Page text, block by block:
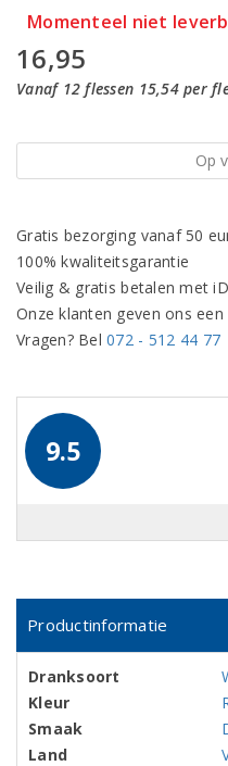
Momenteel niet
16,95
Vanaf 12 flessen 15,54 per
Op
Gratis bezorging vanaf 50
100% kwaliteitsgarantie
Veilig & gratis betalen met
Onze klanten geven ons een
Vragen? Bel072 - 512 44 77
9.5
Productinformatie
Dranksoort
Kleur
Smaak
Land